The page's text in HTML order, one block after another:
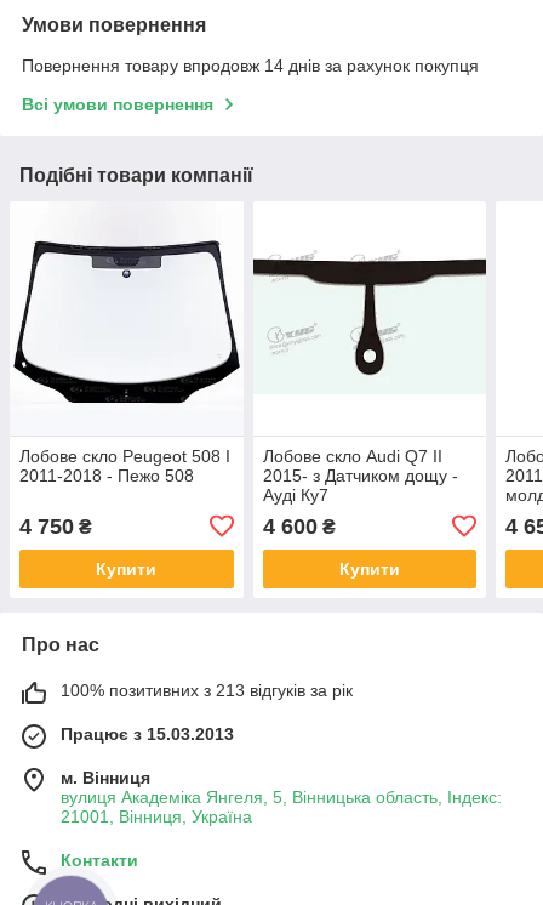
Умови повернення
Повернення товару впродовж 14 днів за рахунок покупця
Всі умови повернення
Подібні товари компанії
Лобове скло Peugeot 508 I
2011-2018 - Пежо 508
4 750 ₴
Купити
Лобове скло Audi Q7 II
2015- з Датчиком дощу -
Ауді Ку7
4 600₴
Купити
4
Про нас
100% позитивних з 213 відгуків за рік
Працює з 15.03.2013
м. Вінниця
вулиця Академіка Янгеля, 5, Вінницька область, Індекс:
21001, Вінниця, Україна
Контакти